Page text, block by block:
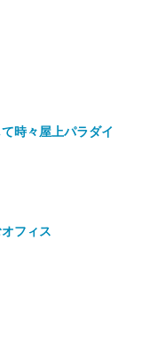
時々屋上パラダイ
フィス